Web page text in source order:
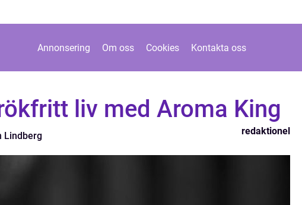
Annonsering Om oss Cookies Kontakta oss
liv med Aroma King
Lindberg redaktionel